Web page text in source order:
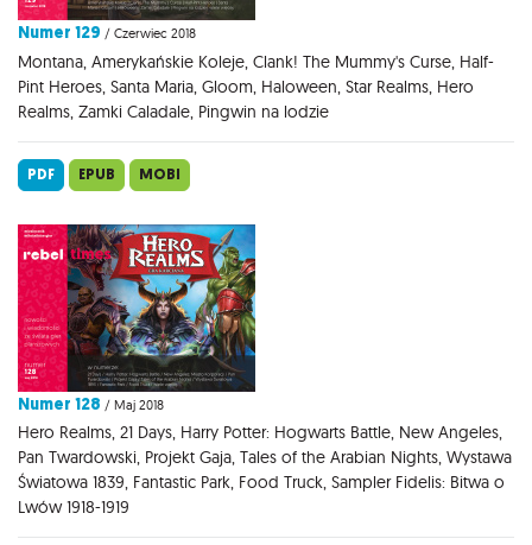
Numer 129 / Czerwiec 2018
Montana, Amerykańskie Koleje, Clank! The Mummy's Curse, Half-
Pint Heroes, Santa Maria, Gloom, Haloween, Star Realms, Hero
Realms, Zamki Caladale, Pingwin na lodzie
PDF EPUB MOBI
Numer 128 / Maj 2018
Hero Realms, 21 Days, Harry Potter: Hogwarts Battle, New Angeles,
Pan Twardowski, Projekt Gaja, Tales of the Arabian Nights, Wystawa
Światowa 1839, Fantastic Park, Food Truck, Sampler Fidelis: Bitwa o
Lwów 1918-1919